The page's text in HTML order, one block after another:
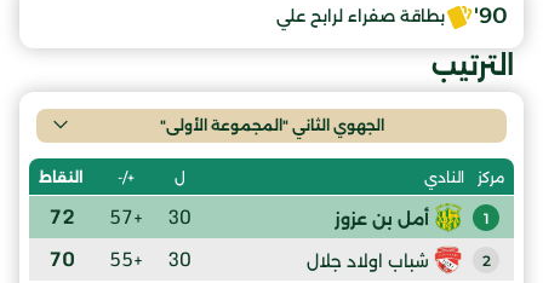
90' بطاقة صفراء لرابح علي
الترتيب
الجهوي الثاني "المجموعة الأولى"
مركز النادي ل +/- النقاط
1 أمل بن عزوز 30
+57
72
2 شباب اولاد جلال 30
+55
70